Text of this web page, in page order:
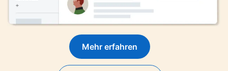
Mehr erfahren